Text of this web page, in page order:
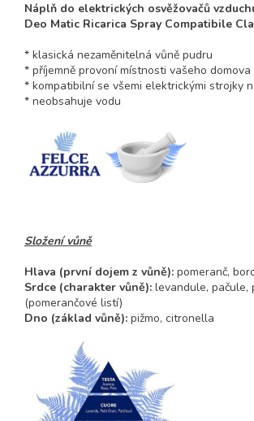
Náplň do elektrických osvěžovačů
Deo Matic Ricarica Spray Compatibile
* klasická nezaměnitelná vůně pudru
* příjemně provoní místnosti vašeho domova
* kompatibilní se všemi elektrickými strojky
* neobsahuje vodu
Složení vůně
Hlava (první dojem z vůně): pomeranč,
Srdce (charakter vůně): levandule, pačule,
(pomerančové listí)
Dno (základ vůně): pižmo, citronella